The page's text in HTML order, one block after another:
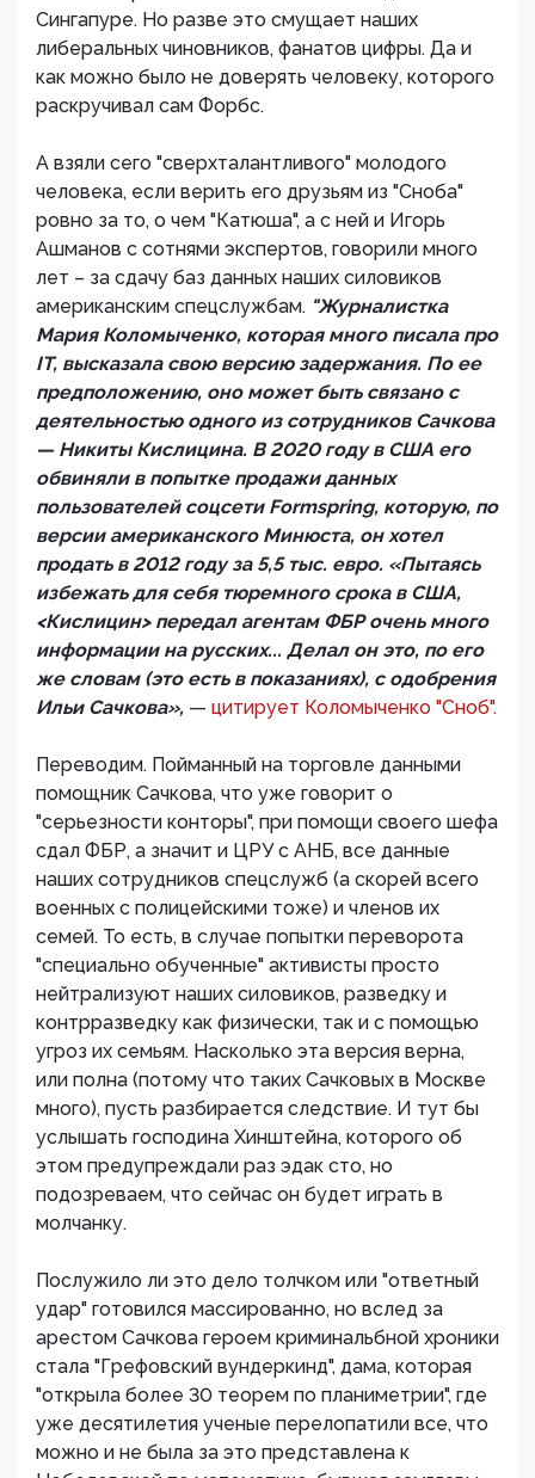
Сингапуре. Но разве это смущает наших
либеральных чиновников, фанатов цифры. Да и
как можно было не доверять человеку, которого
раскручивал сам Форбс.
А взяли сего "сверхталантливого" молодого
человека, если верить его друзьям из "Сноба"
ровно за то, о чем "Катюша", а с ней и Игорь
Ашманов с сотнями экспертов, говорили много
лет – за сдачу баз данных наших силовиков
американским спецслужбам. "Журналистка
Мария Коломыченко, которая много писала про
IT, высказала свою версию задержания. По ее
предположению, оно может быть связано с
деятельностью одного из сотрудников Сачкова
— Никиты Кислицина. В 2020 году в США его
обвиняли в попытке продажи данных
пользователей соцсети Formspring, которую, по
версии американского Минюста, он хотел
продать в 2012 году за 5,5 тыс. евро. «Пытаясь
избежать для себя тюремного срока в США,
<Кислицин> передал агентам ФБР очень много
информации на русских... Делал он это, по его
же словам (это есть в показаниях), с одобрения
Ильи Сачкова», — цитирует Коломыченко "Сноб".
Переводим. Пойманный на торговле данными
помощник Сачкова, что уже говорит о
"серьезности конторы", при помощи своего шефа
сдал ФБР, а значит и ЦРУ с АНБ, все данные
наших сотрудников спецслужб (а скорей всего
военных с полицейскими тоже) и членов их
семей. То есть, в случае попытки переворота
"специально обученные" активисты просто
нейтрализуют наших силовиков, разведку и
контрразведку как физически, так и с помощью
угроз их семьям. Насколько эта версия верна,
или полна (потому что таких Сачковых в Москве
много), пусть разбирается следствие. И тут бы
услышать господина Хинштейна, которого об
этом предупреждали раз эдак сто, но
подозреваем, что сейчас он будет играть в
молчанку.
Послужило ли это дело толчком или "ответный
удар" готовился массированно, но вслед за
арестом Сачкова героем криминальбной хроники
стала "Грефовский вундеркинд", дама, которая
"открыла более 30 теорем по планиметрии", где
уже десятилетия ученые перелопатили все, что
можно и не была за это представлена к